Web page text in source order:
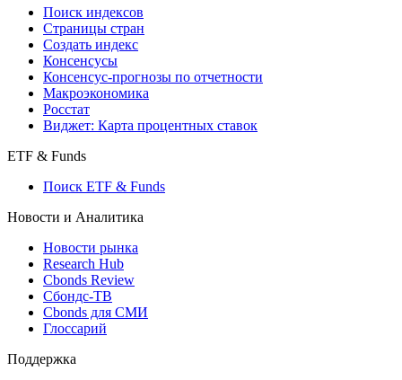
Поиск индексов
Страницы стран
Создать индекс
Консенсусы
Консенсус-прогнозы по отчетности
Макроэкономика
Росстат
Виджет: Карта процентных ставок
ETF & Funds
Поиск ETF & Funds
Новости и Аналитика
Новости рынка
Research Hub
Cbonds Review
Сбондс-ТВ
Cbonds для СМИ
Глоссарий
Поддержка